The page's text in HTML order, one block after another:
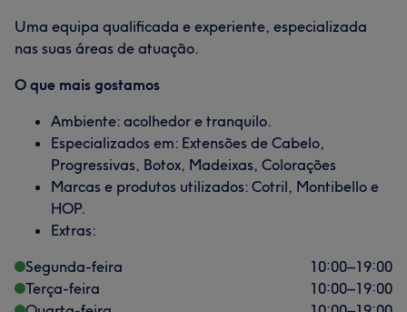
Uma equipa qualificada e experiente, especializada
nas suas áreas de atuação.
O que mais gostamos
Ambiente: acolhedor e tranquilo.
Especializados em: Extensões de Cabelo,
Progressivas, Botox, Madeixas, Colorações
Marcas e produtos utilizados: Cotril, Montibello e
HOP.
Extras:
Segunda-feira
10:00–19:00
Terça-feira
10:00–19:00